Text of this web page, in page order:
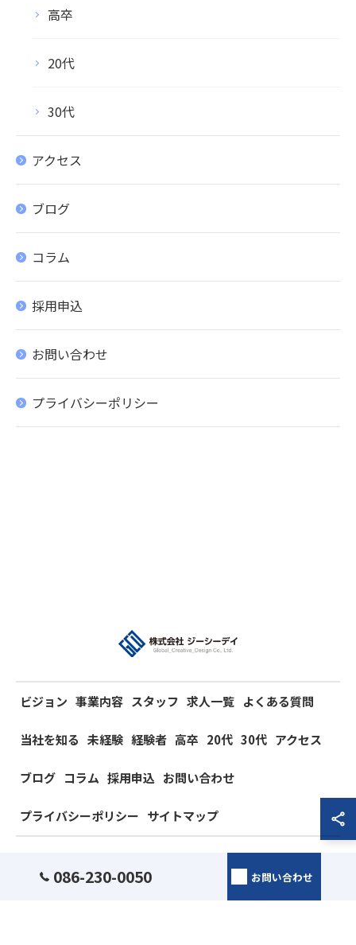
高卒
20代
30代
アクセス
ブログ
コラム
採用申込
お問い合わせ
プライバシーポリシー
086-230-0050 お問い合わせ
ビジョン 事業内容 スタッフ 求人一覧 よくある質問
当社を知る 未経験 経験者 高卒 20代 30代 アクセス
ブログ コラム 採用申込 お問い合わせ
プライバシーポリシー サイトマップ
© 2026 岡山県岡山市の電気工事の求人なら株式会社ジーシーデイ ALL RIGHTS